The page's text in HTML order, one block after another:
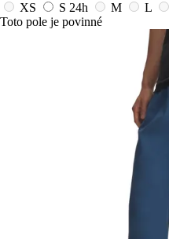
XS
S 24h M L
Toto pole je povinné